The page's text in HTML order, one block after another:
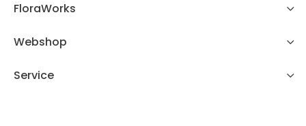
FloraWorks
Webshop
Service